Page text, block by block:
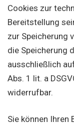
Cookies zur
Bereitstellung
zur Speicherung
die Speicherung
ausschließlich
Abs. 1 lit. a
widerrufbar.
Sie können Ihren